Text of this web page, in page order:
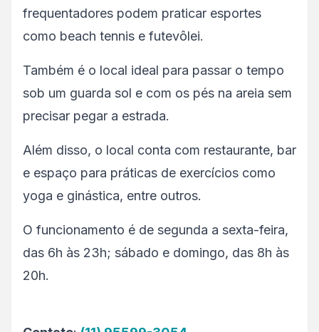
frequentadores podem praticar esportes
como beach tennis e futevôlei.
Também é o local ideal para passar o tempo
sob um guarda sol e com os pés na areia sem
precisar pegar a estrada.
Além disso, o local conta com restaurante, bar
e espaço para práticas de exercícios como
yoga e ginástica, entre outros.
O funcionamento é de segunda a sexta-feira,
das 6h às 23h; sábado e domingo, das 8h às
20h.